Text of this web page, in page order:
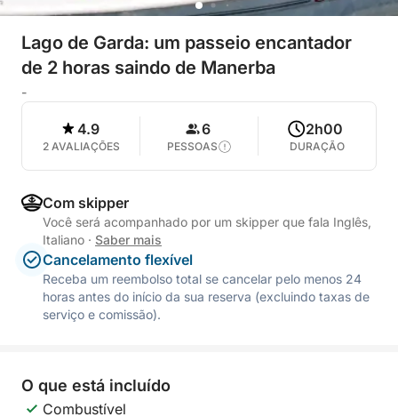
Lago de Garda: um passeio encantador
de 2 horas saindo de Manerba
-
4.9
2 AVALIAÇÕES
6
PESSOAS
2h00
DURAÇÃO
Com skipper
Você será acompanhado por um skipper que fala Inglês,
Italiano · Saber mais
Cancelamento flexível
Receba um reembolso total se cancelar pelo menos 24
horas antes do início da sua reserva (excluindo taxas de
serviço e comissão).
O que está incluído
Combustível